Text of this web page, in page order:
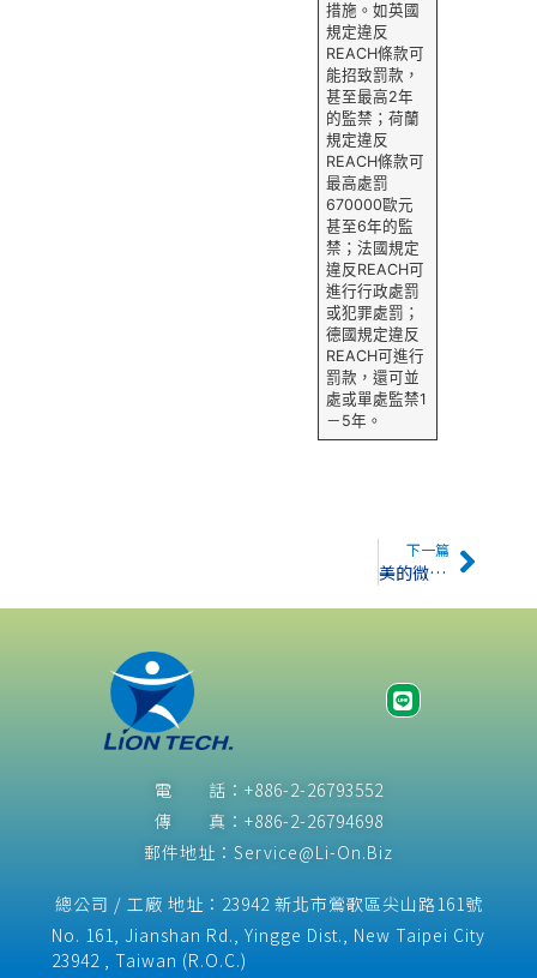
措施。如英國
規定違反
REACH條款可
能招致罰款，
甚至最高2年
的監禁；荷蘭
規定違反
REACH條款可
最高處罰
670000歐元
甚至6年的監
禁；法國規定
違反REACH可
進行行政處罰
或犯罪處罰；
德國規定違反
REACH可進行
罰款，還可並
處或單處監禁1
－5年。
下一篇
美的微波爐再次牽手SGS共同應對REACH
電 話：+886-2-26793552
傳 真：+886-2-26794698
郵件地址：Service@Li-On.Biz
總公司 / 工廠 地址：23942 新北市鶯歌區尖山路161號
No. 161, Jianshan Rd., Yingge Dist., New Taipei City
23942 , Taiwan (R.O.C.)​